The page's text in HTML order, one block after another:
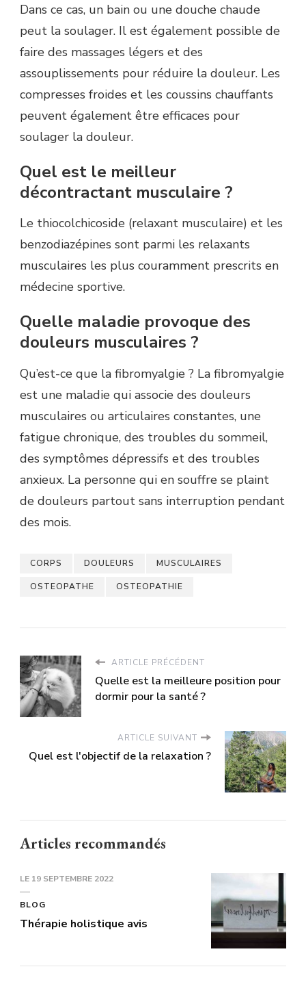
Dans ce cas, un bain ou une douche chaude
peut la soulager. Il est également possible de
faire des massages légers et des
assouplissements pour réduire la douleur. Les
compresses froides et les coussins chauffants
peuvent également être efficaces pour
soulager la douleur.
Quel est le meilleur
décontractant musculaire ?
Le thiocolchicoside (relaxant musculaire) et les
benzodiazépines sont parmi les relaxants
musculaires les plus couramment prescrits en
médecine sportive.
Quelle maladie provoque des
douleurs musculaires ?
Qu’est-ce que la fibromyalgie ? La fibromyalgie
est une maladie qui associe des douleurs
musculaires ou articulaires constantes, une
fatigue chronique, des troubles du sommeil,
des symptômes dépressifs et des troubles
anxieux. La personne qui en souffre se plaint
de douleurs partout sans interruption pendant
des mois.
CORPS DOULEURS MUSCULAIRES
OSTEOPATHE OSTEOPATHIE
ARTICLE PRÉCÉDENT
Quelle est la meilleure position pour
dormir pour la santé ?
ARTICLE SUIVANT
Quel est l'objectif de la relaxation ?
Articles recommandés
LE 19 SEPTEMBRE 2022
BLOG
Thérapie holistique avis